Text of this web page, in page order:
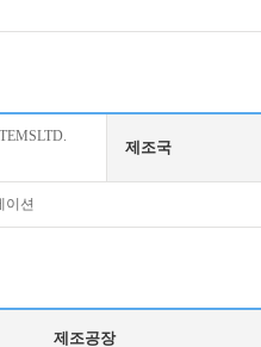
제조국
이션
제조공장